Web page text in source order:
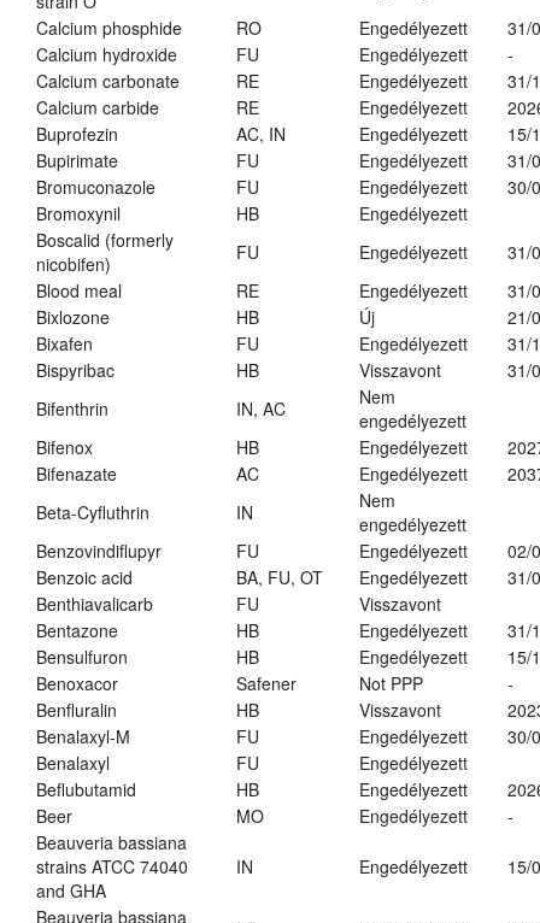
Calcium phosphide
RO Engedélyezett
31/
Calcium hydroxide
FU Engedélyezett
-
Calcium carbonate
RE Engedélyezett
31/
Calcium carbide
RE Engedélyezett
Buprofezin
AC, IN Engedélyezett
15/
Bupirimate
FU Engedélyezett
31/
Bromuconazole
FU Engedélyezett
30/
Bromoxynil
HB
Engedélyezett
Boscalid (formerly
nicobifen)
FU Engedélyezett
31/
Blood meal
RE Engedélyezett
31/
Bixlozone
HB Új
21/
Bixafen
FU Engedélyezett
31/
Bispyribac
HB Visszavont
31/
Bifenthrin
IN, AC
Nem
engedélyezett
Bifenox
HB Engedélyezett
Bifenazate
AC Engedélyezett
Beta-Cyfluthrin
IN
Nem
engedélyezett
Benzovindiflupyr
FU Engedélyezett
02/
Benzoic acid
BA, FU, OT Engedélyezett
31/
Benthiavalicarb
FU
Visszavont
Bentazone
HB Engedélyezett
31/
Bensulfuron
HB Engedélyezett
15/
Benoxacor
Safener Not PPP
-
Benfluralin
HB Visszavont
Benalaxyl-M
FU Engedélyezett
30/
Benalaxyl
FU
Engedélyezett
Beflubutamid
HB Engedélyezett
Beer
MO Engedélyezett
-
Beauveria bassiana
strains ATCC 74040
and GHA
IN Engedélyezett 15/
Beauveria bassiana